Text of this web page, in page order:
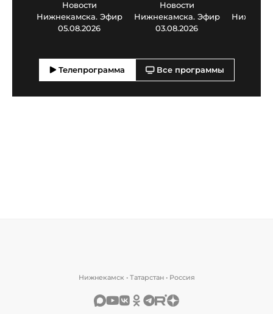
Новости
Нижнекамска. Эфир
05.08.2026
Новости
Нижнекамска. Эфир
03.08.2026
Телепрограмма Все программы
Нижнекамск • Татарстан • Россия